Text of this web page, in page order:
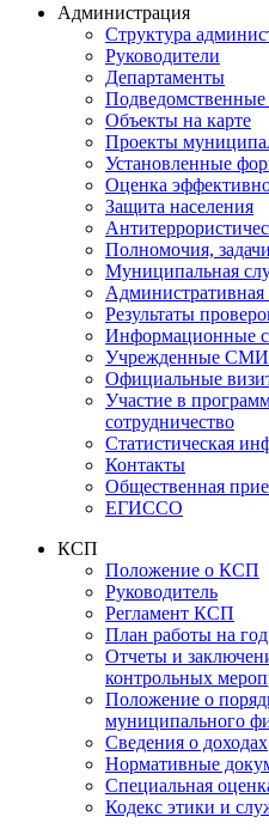
Администрация
Структура
Руководители
Департаменты
Подведомственные
Объекты на карте
Проекты
Установленные
Оценка
Защита населения
Полномочия,
Муниципальная
Административная
Результаты
Информационные
Учрежденные СМИ
Официальные
Участие в
сотрудничество
Статистическая
Контакты
Общественная
ЕГИССО
КСП
Положение о КСП
Руководитель
Регламент КСП
План работы на год
Отчеты и
контрольных
Положение о
муниципального
Сведения о доходах
Нормативные
Специальная
Кодекс этики и